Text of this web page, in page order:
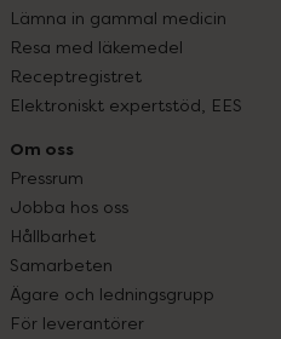
Lämna in gammal medicin
Resa med läkemedel
Receptregistret
Elektroniskt expertstöd, EES
Om oss
Pressrum
Jobba hos oss
Hållbarhet
Samarbeten
Ägare och ledningsgrupp
För leverantörer